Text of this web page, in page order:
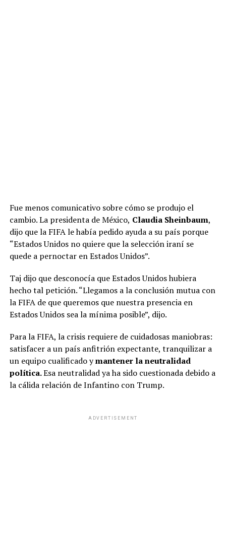
Fue menos comunicativo sobre cómo se produjo el
cambio. La presidenta de México, Claudia Sheinbaum,
dijo que la FIFA le había pedido ayuda a su país porque
“Estados Unidos no quiere que la selección iraní se
quede a pernoctar en Estados Unidos”.
Taj dijo que desconocía que Estados Unidos hubiera
hecho tal petición. “Llegamos a la conclusión mutua con
la FIFA de que queremos que nuestra presencia en
Estados Unidos sea la mínima posible”, dijo.
Para la FIFA, la crisis requiere de cuidadosas maniobras:
satisfacer a un país anfitrión expectante, tranquilizar a
un equipo cualificado ymantener la neutralidad
política.Esa neutralidad ya ha sido cuestionada debido a
la cálida relación de Infantino con Trump.
ADVERTISEMENT